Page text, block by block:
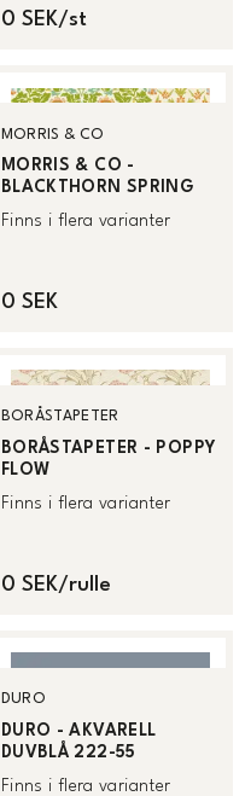
0 SEK/st
MORRIS & CO
MORRIS & CO -
BLACKTHORN SPRING
Finns i flera varianter
0 SEK
BORÅSTAPETER
BORÅSTAPETER - POPPY
FLOW
Finns i flera varianter
0 SEK/rulle
DURO
DURO - AKVARELL
DUVBLÅ 222-55
Finns i flera varianter